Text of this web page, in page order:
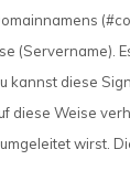
(Servername).
kannst diese
diese Weise
wirst.